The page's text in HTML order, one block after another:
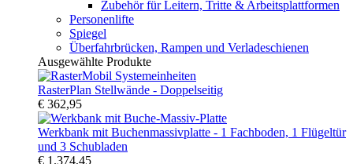
Zubehör für Leitern, Tritte & Arbeitsplattformen
Personenlifte
Spiegel
Überfahrbrücken, Rampen und Verladeschienen
Ausgewählte Produkte
RasterPlan Stellwände - Doppelseitig
€ 362,95
Werkbank mit Buchenmassivplatte - 1 Fachboden, 1 Flügeltür
und 3 Schubladen
€ 1.374,45